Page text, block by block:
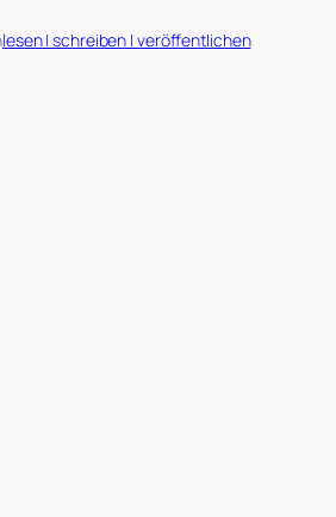
lesen | schreiben | veröffentlichen